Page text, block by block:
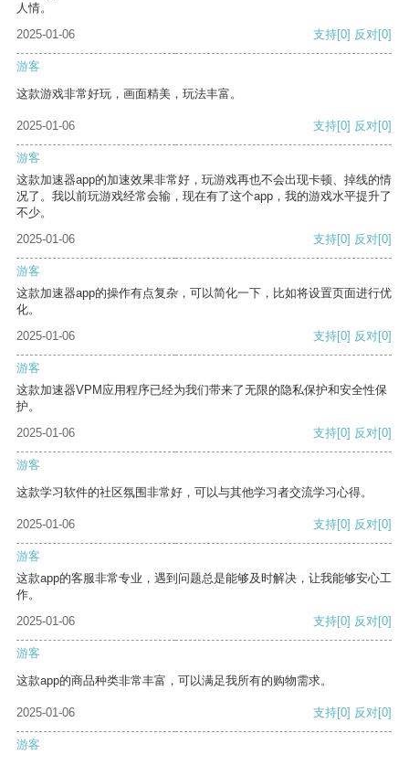
人情。
2025-01-06
支持[0] 反对[0]
游客
这款游戏非常好玩，画面精美，玩法丰富。
2025-01-06 支持[0] 反对[0]
游客
这款加速器app的加速效果非常好，玩游戏再也不会出现卡顿、掉线的情
况了。我以前玩游戏经常会输，现在有了这个app，我的游戏水平提升了
不少。
2025-01-06
支持[0] 反对[0]
游客
这款加速器app的操作有点复杂，可以简化一下，比如将设置页面进行优
化。
2025-01-06
支持[0] 反对[0]
游客
这款加速器VPM应用程序已经为我们带来了无限的隐私保护和安全性保
护。
2025-01-06
支持[0] 反对[0]
游客
这款学习软件的社区氛围非常好，可以与其他学习者交流学习心得。
2025-01-06 支持[0] 反对[0]
游客
这款app的客服非常专业，遇到问题总是能够及时解决，让我能够安心工
作。
2025-01-06
支持[0] 反对[0]
游客
这款app的商品种类非常丰富，可以满足我所有的购物需求。
2025-01-06 支持[0] 反对[0]
游客